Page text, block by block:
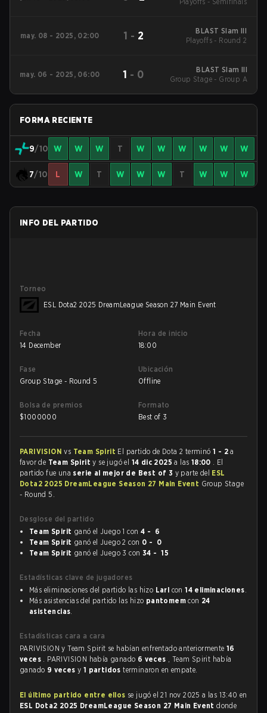
may. 08 - 2025, 02:00 1 - 2
BLAST Slam III
Playoffs - Round 2
may. 06 - 2025, 06:00 1 - 0
BLAST Slam III
Group Stage - Group A
FORMA RECIENTE
9/10 W W W T W W W W W W
7/10 L W T W W W T W W W
INFO DEL PARTIDO
Torneo
ESL Dota2 2025 DreamLeague Season 27 Main Event
Fecha
14 December
Hora de inicio
18:00
Fase
Group Stage - Round 5
Ubicación
Offline
Bolsa de premios
$1000000
Formato
Best of 3
PARIVISIONvs Team Spirit El partido de Dota 2 terminó1 - 2 a
favor de Team Spirity se jugó el 14 dic 2025a las 18:00 . El
partido fue una serie al mejor de Best of 3 y parte del ESL
Dota2 2025 DreamLeague Season 27 Main Event Group Stage
- Round 5.
Desglose del partido
Team Spirit ganó el Juego 1 con 4 - 6
Team Spirit ganó el Juego 2 con 0 - 0
Team Spirit ganó el Juego 3 con 34 - 15
Estadísticas clave de jugadores
Más eliminaciones del partido las hizo Larl con14 eliminaciones.
Más asistencias del partido las hizo pantomem con 24
asistencias.
Estadísticas cara a cara
PARIVISION y Team Spirit se habían enfrentado anteriormente 16
veces . PARIVISION había ganado 6 veces , Team Spirit había
ganado 9 vecesy 1 partidosterminaron en empate.
El último partido entre ellos se jugó el 21 nov 2025 a las 13:40 en
ESL Dota2 2025 DreamLeague Season 27 Main Eventdonde